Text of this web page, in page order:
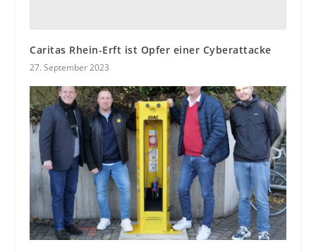
Caritas Rhein-Erft ist Opfer einer Cyberattacke
27. September 2023